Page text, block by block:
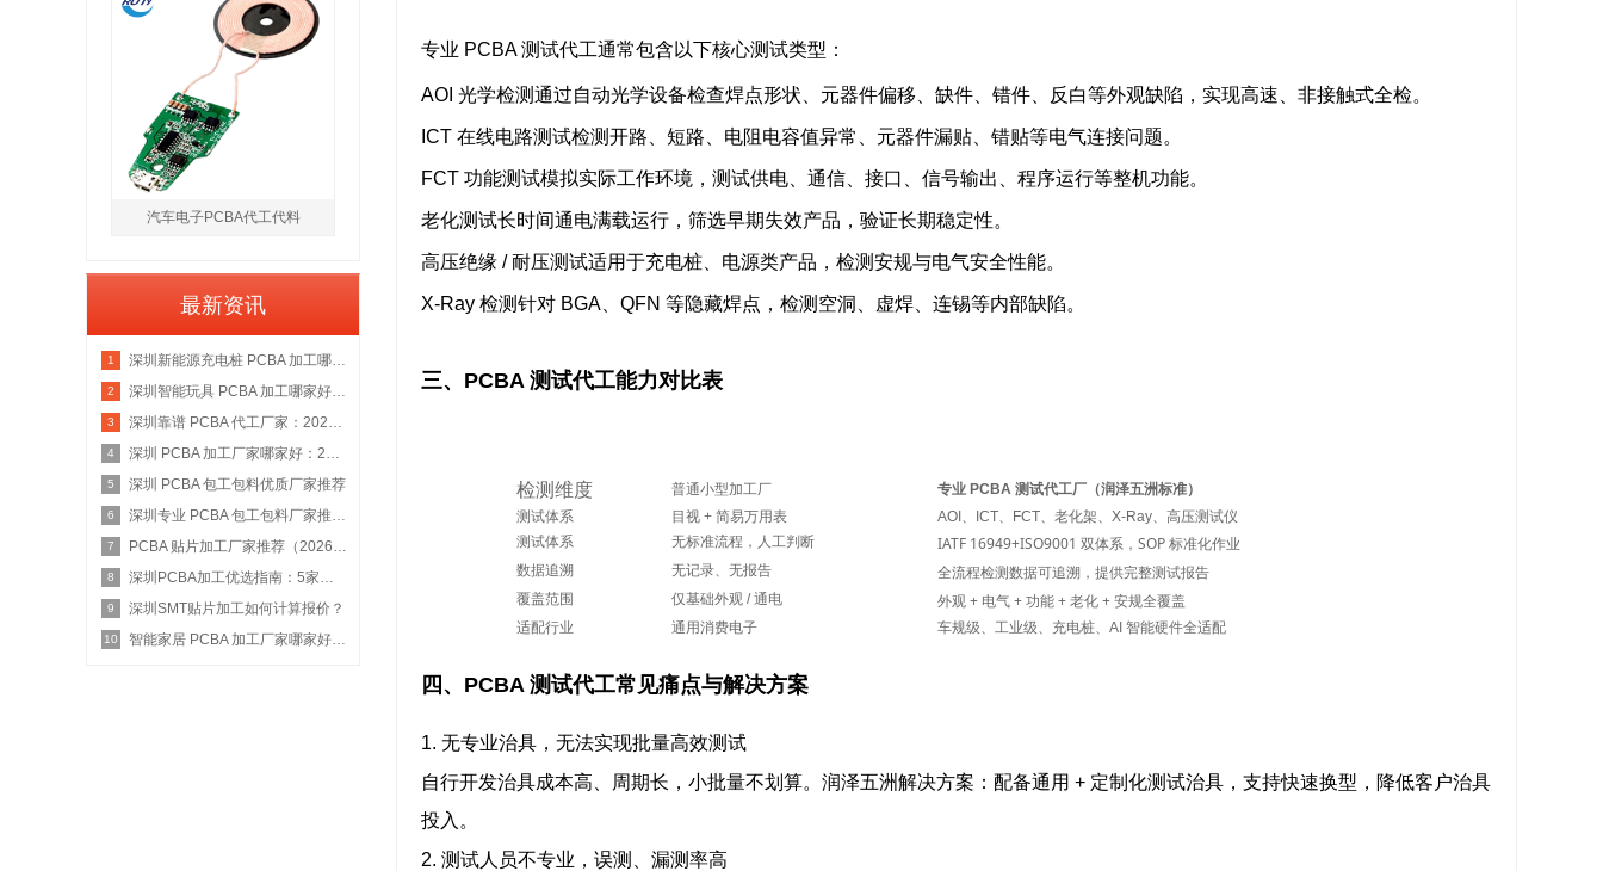
专业 PCBA 测试代工通常包含以下核心测试类型：
AOI 光学检测通过自动光学设备检查焊点形状、元器件偏移、缺件、错件、反白等外观缺陷，实现高速、非接触式全检。
ICT 在线电路测试检测开路、短路、电阻电容值异常、元器件漏贴、错贴等电气连接问题。
FCT 功能测试模拟实际工作环境，测试供电、通信、接口、信号输出、程序运行等整机功能。
老化测试长时间通电满载运行，筛选早期失效产品，验证长期稳定性。
高压绝缘 / 耐压测试适用于充电桩、电源类产品，检测安规与电气安全性能。
X-Ray 检测针对 BGA、QFN 等隐藏焊点，检测空洞、虚焊、连锡等内部缺陷。
三、PCBA 测试代工能力对比表
检测维度 普通小型加工厂
专业 PCBA 测试代工厂（润泽五洲标准）
测试体系
目视 + 简易万用表
AOI、ICT、FCT、老化架、X-Ray、高压测试仪
测试体系
无标准流程，人工判断 IATF 16949+ISO9001 双体系，SOP 标准化作业
数据追溯 无记录、无报告 全流程检测数据可追溯，提供完整测试报告
覆盖范围 仅基础外观 / 通电 外观 + 电气 + 功能 + 老化 + 安规全覆盖
适配行业 通用消费电子 车规级、工业级、充电桩、AI 智能硬件全适配
四、PCBA 测试代工常见痛点与解决方案
1. 无专业治具，无法实现批量高效测试
自行开发治具成本高、周期长，小批量不划算。 润泽五洲解决方案 ：配备通用 + 定制化测试治具，支持快速换型，降低客户治具
投入。
2. 测试人员不专业，误测、漏测率高
汽车电子PCBA代工代料
最新资讯
1 深圳新能源充电桩 PCBA 加工哪家好：2026 权威选型指南
2 深圳智能玩具 PCBA 加工哪家好：2026 权威选型指南
3 深圳靠谱 PCBA 代工厂家：2026 年权威选型指南
4 深圳 PCBA 加工厂家哪家好：2026 权威选型指南
5 深圳 PCBA 包工包料优质厂家推荐
6 深圳专业 PCBA 包工包料厂家推荐：2026 年权威选型指南
7 PCBA 贴片加工厂家推荐（2026 权威指南）
8 深圳PCBA加工优选指南：5家具备IATF 16949资质的源头工厂深度盘点
9 深圳SMT贴片加工如何计算报价？
10 智能家居 PCBA 加工厂家哪家好：2026 权威选型指南